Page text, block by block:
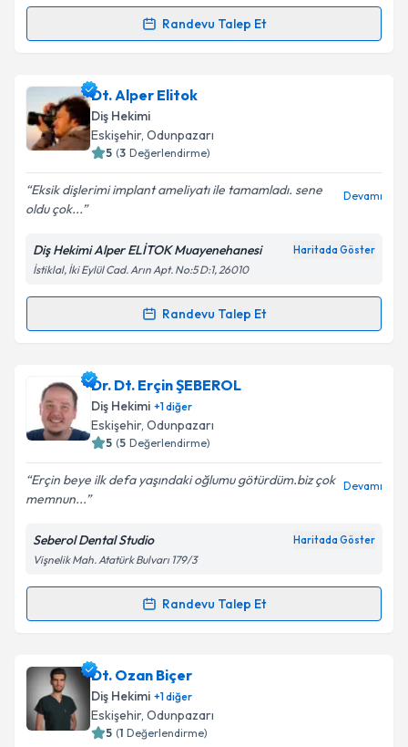
Randevu Talep Et
Randevu Takvimi Talebi
Dt. Yusuf Töreiçin randevu takvimi talebi oluşturun.
Size bu uzmandan randevu almanız için bir takvim
hazırlandığında e-posta ile bilgilendireceğiz.
Kişisel verilerimin işlenmesine ilişkin
Aydınlatma
Metni'ni okudum ve kişisel verilerimin belirtilen
kapsamda işlenmesini kabul ediyorum.
Dt. Alper Elitok
Diş Hekimi
Eskişehir, Odunpazarı
5 (3 Değerlendirme)
Eksik dişlerimi implant ameliyatı ile tamamladı. sene
oldu çok...
Devamı
Diş Hekimi Alper ELİTOK Muayenehanesi Haritada Göster
İstiklal, İki Eylül Cad. Arın Apt. No:5 D:1, 26010
Randevu Talep Et
Randevu Takvimi Talebi
Dt. Alper Elitokiçin randevu takvimi talebi oluşturun.
Size bu uzmandan randevu almanız için bir takvim
hazırlandığında e-posta ile bilgilendireceğiz.
Kişisel verilerimin işlenmesine ilişkin
Aydınlatma
Metni'ni okudum ve kişisel verilerimin belirtilen
kapsamda işlenmesini kabul ediyorum.
Dr. Dt. Erçin ŞEBEROL
Diş Hekimi +1diğer
Eskişehir, Odunpazarı
5 (5 Değerlendirme)
Erçin beye ilk defa yaşındaki oğlumu götürdüm.biz çok
memnun...
Devamı
Seberol Dental Studio Haritada Göster
Vişnelik Mah. Atatürk Bulvarı 179/3
Randevu Talep Et
Randevu Takvimi Talebi
Dr. Dt. Erçin ŞEBEROL
oluşturun. Size bu uzmandan randevu almanız için bir
takvim hazırlandığında e-posta ile bilgilendireceğiz.
Dt. Ozan Biçer
Diş Hekimi +1diğer
Eskişehir, Odunpazarı
5 (1 Değerlendirme)